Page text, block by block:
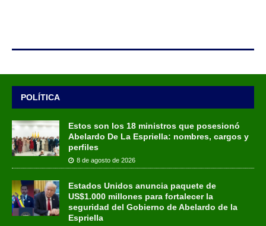
POLÍTICA
Estos son los 18 ministros que posesionó
Abelardo De La Espriella: nombres, cargos y
perfiles
8 de agosto de 2026
Estados Unidos anuncia paquete de
US$1.000 millones para fortalecer la
seguridad del Gobierno de Abelardo de la
Espriella